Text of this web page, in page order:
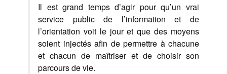
Il est grand temps d’agir pour qu’un vrai
service public de l’information et de
l’orientation voit le jour et que des moyens
soient injectés afin de permettre à chacune
et chacun de maîtriser et de choisir son
parcours de vie.